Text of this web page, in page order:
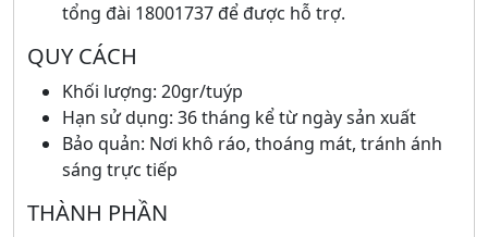
tổng đài 18001737 để được hỗ trợ.
QUY CÁCH
Khối lượng: 20gr/tuýp
Hạn sử dụng: 36 tháng kể từ ngày sản xuất
Bảo quản: Nơi khô ráo, thoáng mát, tránh ánh
sáng trực tiếp
THÀNH PHẦN